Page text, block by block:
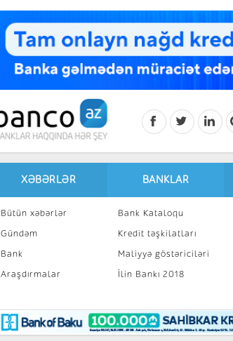
XƏBƏRLƏR
Bütün xəbərlər
Gündəm
Bank
Araşdırmalar
Maraqlı
BancoTV
BANKLAR
Bank Kataloqu
Kredit təşkilatları
Maliyyə göstəriciləri
İlin Bankı 2018